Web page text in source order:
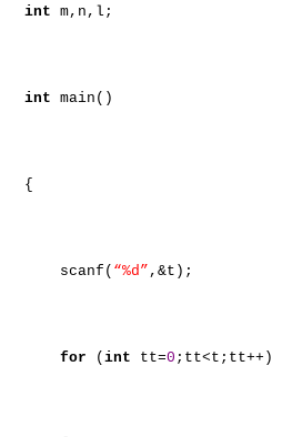
int m,n,l;
int main()
{
scanf( “%d” ,&t);
for ( int tt=0 ;tt<t;tt++)